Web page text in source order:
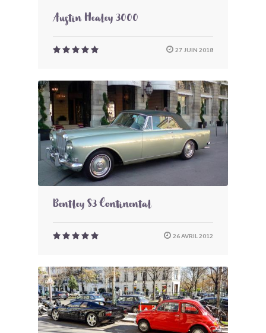
Austin Healey 3000
27 JUIN 2018
Bentley S3 Continental
26 AVRIL 2012